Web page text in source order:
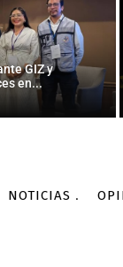
GIZ y
en...
NOTICIAS